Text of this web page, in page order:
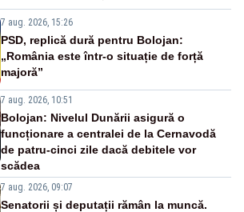
7 aug. 2026, 15:26
PSD, replică dură pentru Bolojan:
„România este într-o situație de forță
majoră”
7 aug. 2026, 10:51
Bolojan: Nivelul Dunării asigură o
funcționare a centralei de la Cernavodă
de patru-cinci zile dacă debitele vor
scădea
7 aug. 2026, 09:07
Senatorii și deputații rămân la muncă.